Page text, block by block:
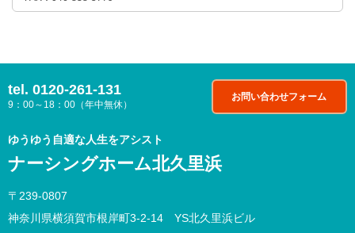
お問い合わせフォーム
tel. 0120-261-131
9：00～18：00（年中無休）
ゆうゆう自適な人生をアシスト
ナーシングホーム北久里浜
〒239-0807
神奈川県横須賀市根岸町3-2-14 YS北久里浜ビル